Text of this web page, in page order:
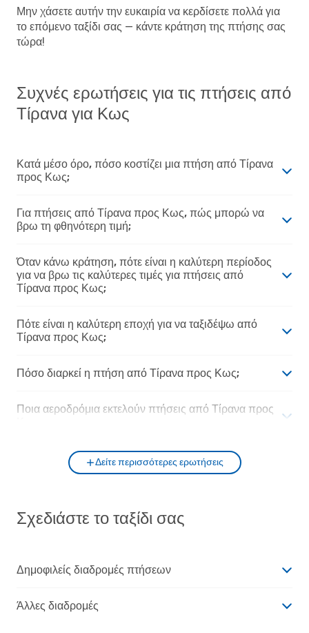
Μην χάσετε αυτήν την ευκαιρία να κερδίσετε πολλά για
το επόμενο ταξίδι σας — κάντε κράτηση της πτήσης σας
τώρα!
Συχνές ερωτήσεις για τις πτήσεις από
Τίρανα για Κως
Κατά μέσο όρο, πόσο κοστίζει μια πτήση από Τίρανα
προς Κως;
Για πτήσεις από Τίρανα προς Κως, πώς μπορώ να
βρω τη φθηνότερη τιμή;
Όταν κάνω κράτηση, πότε είναι η καλύτερη περίοδος
για να βρω τις καλύτερες τιμές για πτήσεις από
Τίρανα προς Κως;
Πότε είναι η καλύτερη εποχή για να ταξιδέψω από
Τίρανα προς Κως;
Πόσο διαρκεί η πτήση από Τίρανα προς Κως;
Ποια αεροδρόμια εκτελούν πτήσεις από Τίρανα προς
Δείτε περισσότερες ερωτήσεις
Σχεδιάστε το ταξίδι σας
Δημοφιλείς διαδρομές πτήσεων
Άλλες διαδρομές